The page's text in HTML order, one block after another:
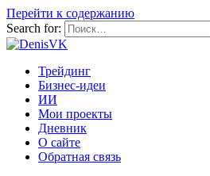
Перейти к содержанию
Search for:
Трейдинг
Бизнес-идеи
ИИ
Мои проекты
Дневник
О сайте
Обратная связь